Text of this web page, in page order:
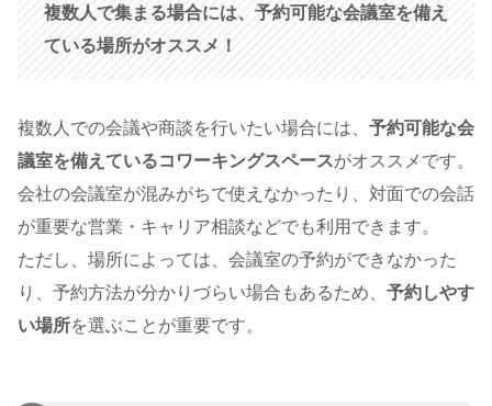
複数人で集まる場合には、予約可能な会議室を備え
ている場所がオススメ！
複数人での会議や商談を行いたい場合には、 予約可能な会
議室を備えているコワーキングスペースがオススメです。
会社の会議室が混みがちで使えなかったり、対面での会話
が重要な営業・キャリア相談などでも利用できます。
ただし、場所によっては、会議室の予約ができなかった
り、予約方法が分かりづらい場合もあるため、 予約しやす
い場所を選ぶことが重要です。